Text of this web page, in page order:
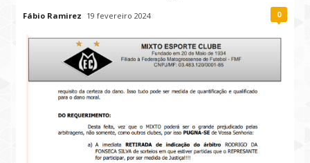
Fábio Ramirez 19 fevereiro 2024 0